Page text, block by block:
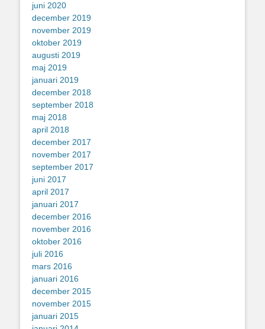
juni 2020
december 2019
november 2019
oktober 2019
augusti 2019
maj 2019
januari 2019
december 2018
september 2018
maj 2018
april 2018
december 2017
november 2017
september 2017
juni 2017
april 2017
januari 2017
december 2016
november 2016
oktober 2016
juli 2016
mars 2016
januari 2016
december 2015
november 2015
januari 2015